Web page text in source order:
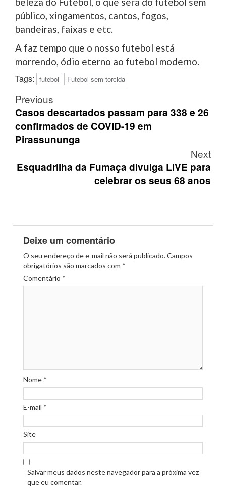
público, xingamentos, cantos, fogos,
bandeiras, faixas e etc.
A faz tempo que o nosso futebol está
morrendo, ódio eterno ao futebol moderno.
Tags: futebol Futebol sem torcida
Post
navigation
Previous
Casos descartados passam para 338 e 26
confirmados de COVID-19 em
Pirassununga
Next
Esquadrilha da Fumaça divulga LIVE para
celebrar os seus 68 anos
Deixe um comentário
O seu endereço de e-mail não será publicado.Campos
obrigatórios são marcados com *
Comentário *
Nome *
E-mail *
Site
Salvar meus dados neste navegador para a próxima vez
que eu comentar.